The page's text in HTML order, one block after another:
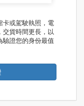
卡或駕駛執照，電
交貨時間更長，以
驗證您的身份最值